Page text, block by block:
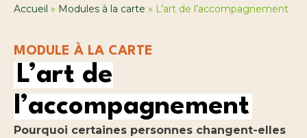
Accueil » Modules à la carte » L’art de l’accompagnement
MODULE À LA CARTE
L’art de
l’accompagnement
Pourquoi certaines personnes changent-elles